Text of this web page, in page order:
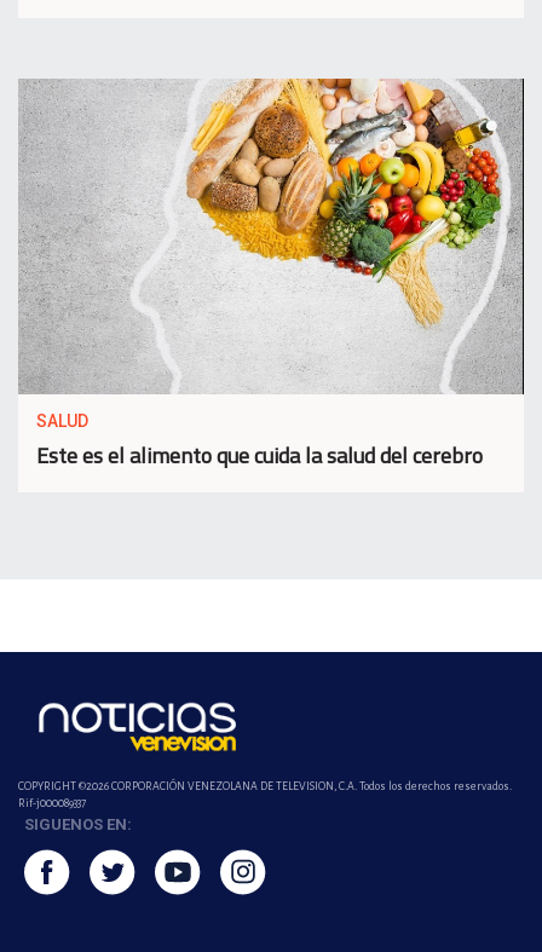
SALUD
Este es el alimento que cuida la salud del cerebro
COPYRIGHT ©2026 CORPORACIÓN VENEZOLANA DE TELEVISION, C.A. Todos los derechos reservados.
Rif-j000089337
SIGUENOS EN: